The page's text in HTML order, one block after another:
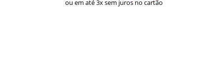
ou em até 3x sem juros no cartão